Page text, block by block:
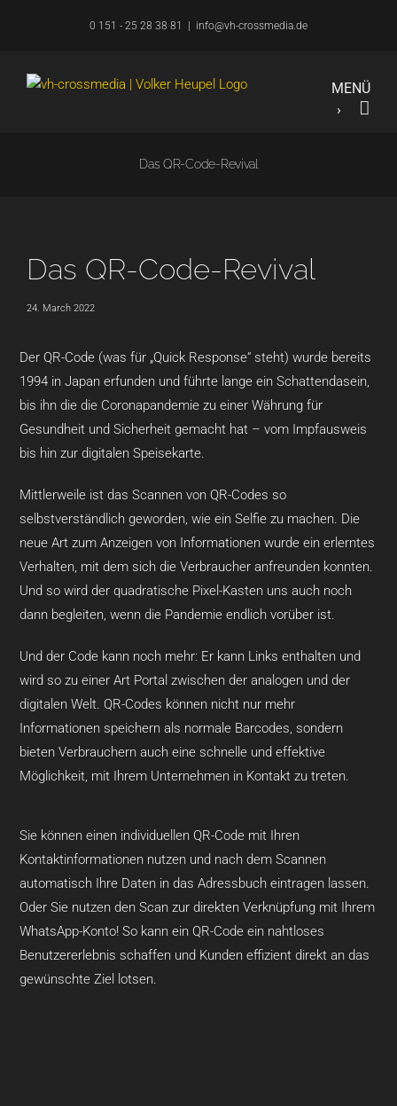
0 151 - 25 28 38 81 info@vh-crossmedia.de
Das QR-Code-Revival
Das QR-Code-Revival
24. March 2022
Der QR-Code (was für „Quick Response“ steht) wurde bereits
1994 in Japan erfunden und führte lange ein Schattendasein,
bis ihn die die Coronapandemie zu einer Währung für
Gesundheit und Sicherheit gemacht hat – vom Impfausweis
bis hin zur digitalen Speisekarte.
Mittlerweile ist das Scannen von QR-Codes so
selbstverständlich geworden, wie ein Selfie zu machen. Die
neue Art zum Anzeigen von Informationen wurde ein erlerntes
Verhalten, mit dem sich die Verbraucher anfreunden konnten.
Und so wird der quadratische Pixel-Kasten uns auch noch
dann begleiten, wenn die Pandemie endlich vorüber ist.
Und der Code kann noch mehr: Er kann Links enthalten und
wird so zu einer Art Portal zwischen der analogen und der
digitalen Welt. QR-Codes können nicht nur mehr
Informationen speichern als normale Barcodes, sondern
bieten Verbrauchern auch eine schnelle und effektive
Möglichkeit, mit Ihrem Unternehmen in Kontakt zu treten.
Sie können einen individuellen QR-Code mit Ihren
Kontaktinformationen nutzen und nach dem Scannen
automatisch Ihre Daten in das Adressbuch eintragen lassen.
Oder Sie nutzen den Scan zur direkten Verknüpfung mit Ihrem
WhatsApp-Konto! So kann ein QR-Code ein nahtloses
Benutzererlebnis schaffen und Kunden effizient direkt an das
gewünschte Ziel lotsen.